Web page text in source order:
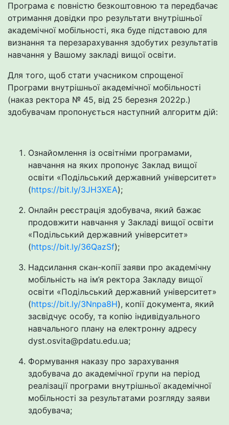
Програма є повністю безкоштовною та передбачає
отримання довідки про результати внутрішньої
академічної мобільності, яка буде підставою для
визнання та перезарахування здобутих результатів
навчання у Вашому закладі вищої освіти.
Для того, щоб стати учасником спрощеної
Програми внутрішньої академічної мобільності
(наказ ректора № 45, від 25 березня 2022р.)
здобувачам пропонується наступний алгоритм дій:
Ознайомлення із освітніми програмами,
навчання на яких пропонує Заклад вищої
освіти «Подільський державний університет»
(https://bit.ly/3JH3XEA);
Онлайн реєстрація здобувача, який бажає
продовжити навчання у Закладі вищої освіти
«Подільський державний університет»
(https://bit.ly/36QazSf);
Надсилання скан-копії заяви про академічну
мобільність на ім’я ректора Закладу вищої
освіти «Подільський державний університет»
(https://bit.ly/3Nnpa8H), копії документа, який
засвідчує особу, та копію індивідуального
навчального плану на електронну адресу
dyst.osvita@pdatu.edu.ua;
Формування наказу про зарахування
здобувача до академічної групи на період
реалізації програми внутрішньої академічної
мобільності за результатами розгляду заяви
здобувача;